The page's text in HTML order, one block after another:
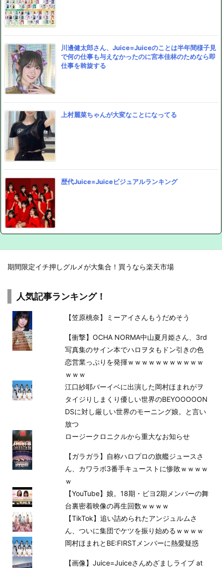
川邊健太郎さん、Juice=Juiceのことは半年間様子見
で何の仕事も与えなかったのに宮本佳林のためなら即
仕事を斡旋する
上村麗菜ちゃんが大変なことになってる
歴代Juice=Juiceビジュアルランキング
期間限定イチ押しグルメが大集合！買うなら楽天市場
人気記事ランキング！
【笠原桃奈】ミーアイさんもうだめそう
【衝撃】OCHA NORMA中山夏月姫さん、3rd
写真集のサイン本でハロヲタもドン引きの色
恋営業っぷりを発揮ｗｗｗｗｗｗｗｗｗｗｗ
ｗｗｗ
江口紗耶バーイベに出演した岡村ほまれがヲ
タイジりしまくり優しい世界のBEYOOOOON
DSに対し厳しい世界のモーニング娘。と言い
放つ
ロージークロニクルから重大なお知らせ
【ガラガラ】自称ハロプロの旗艦ジュースさ
ん、カワラボ3番手キューストに惨敗ｗｗｗｗ
ｗ
【YouTube】娘。18期・ビヨ2期メンバーの舞
台裏密着映像の再生回数ｗｗｗｗ
【TikTok】追い詰められたアンジュルムさ
ん、ついに集団でケツを振り始めるｗｗｗｗ
岡村ほまれとBE:FIRSTメンバーに熱愛疑惑
【画像】Juice=Juiceさんめざましライブ at